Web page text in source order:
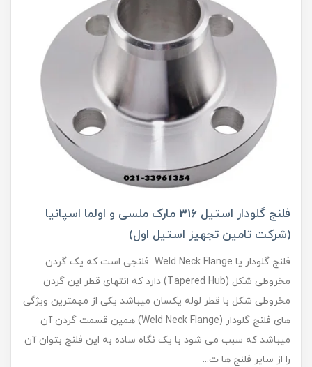
فلنج گلودار استیل 316 مارک ملسی و اولما اسپانیا
(شرکت تامین تجهیز استیل اول)
فلنج گلودار یا Weld Neck Flange فلنجی است که یک گردن
مخروطی شکل (Tapered Hub) دارد که انتهای قطر این گردن
مخروطی شکل با قطر لوله یکسان میباشد یکی از مهمترین ویژگی
های فلنج گلودار (Weld Neck Flange) همین قسمت گردن آن
میباشد که سبب می شود با یک نگاه ساده به این فلنج بتوان آن
را از سایر فلنج ها ت...